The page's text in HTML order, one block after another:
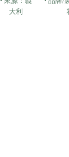
大利